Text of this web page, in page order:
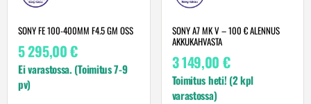
SONY FE 100-400MM F4.5 GM OSS
5 295,00€
Ei varastossa. (Toimitus 7-9
pv)
SONY A7 MK V – 100 € ALENNUS
AKKUKAHVASTA
3 149,00 €
Toimitus heti! (2 kpl
varastossa)